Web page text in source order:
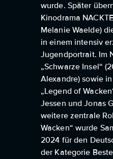
wurde. Später
Kinodrama
Melanie Waelde)
in einem intensiv
Jugendportrait. Im
„Schwarze Insel“
Alexandre) sowie
„Legend of
Jessen und Jonas
weitere zentrale
Wacken“ wurde
2024 für den
der Kategorie